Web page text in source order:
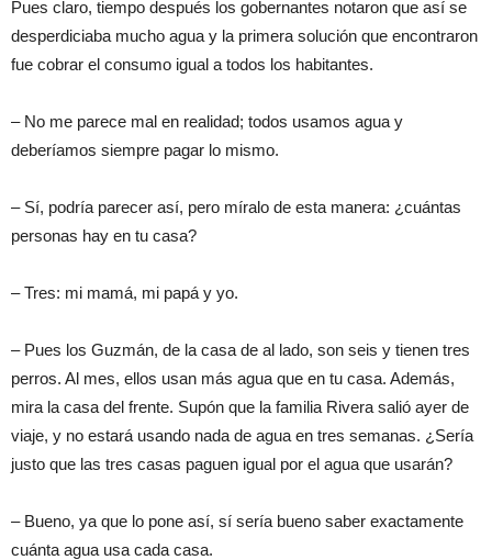
Pues claro, tiempo después los gobernantes notaron que así se
desperdiciaba mucho agua y la primera solución que encontraron
fue cobrar el consumo igual a todos los habitantes.
– No me parece mal en realidad; todos usamos agua y
deberíamos siempre pagar lo mismo.
– Sí, podría parecer así, pero míralo de esta manera: ¿cuántas
personas hay en tu casa?
– Tres: mi mamá, mi papá y yo.
– Pues los Guzmán, de la casa de al lado, son seis y tienen tres
perros. Al mes, ellos usan más agua que en tu casa. Además,
mira la casa del frente. Supón que la familia Rivera salió ayer de
viaje, y no estará usando nada de agua en tres semanas. ¿Sería
justo que las tres casas paguen igual por el agua que usarán?
– Bueno, ya que lo pone así, sí sería bueno saber exactamente
cuánta agua usa cada casa.